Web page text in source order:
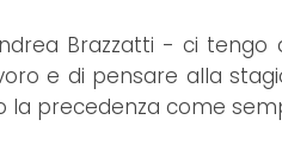
Brazzatti - ci tengo
e di pensare alla
precedenza come